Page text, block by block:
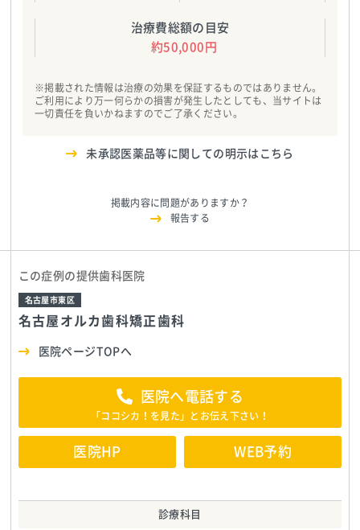
治療費総額の目安
約50,000円
※掲載された情報は治療の効果を保証するものではありません。
ご利用により万一何らかの損害が発生したとしても、当サイトは
一切責任を負いかねますのでご了承ください。
未承認医薬品等に関しての明示はこちら
掲載内容に問題がありますか？
報告する
この症例の提供歯科医院
名古屋オルカ歯科矯正歯科
名古屋市東区
医院ページTOPへ
医院へ電話する
「ココシカ！を見た」とお伝え下さい！
医院HP WEB予約
診療科目